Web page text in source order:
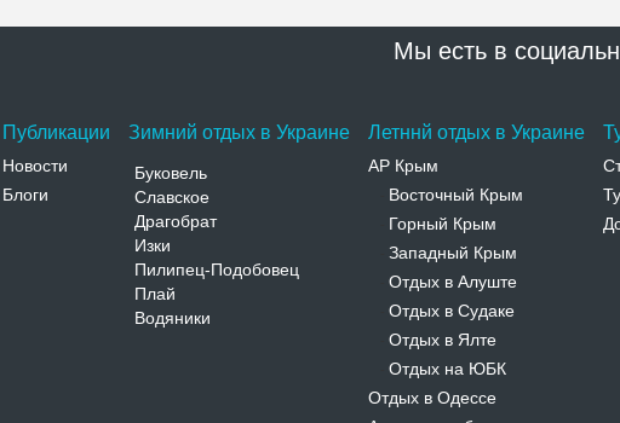
Мы есть в
Публикации
Новости
Блоги
Зимний отдых в Украине
Буковель
Славское
Драгобрат
Изки
Пилипец-Подобовец
Плай
Водяники
Летннй отдых в Украине
АР Крым
Восточный Крым
Горный Крым
Западный Крым
Отдых в Алуште
Отдых в Судаке
Отдых в Ялте
Отдых на ЮБК
Отдых в Одессе